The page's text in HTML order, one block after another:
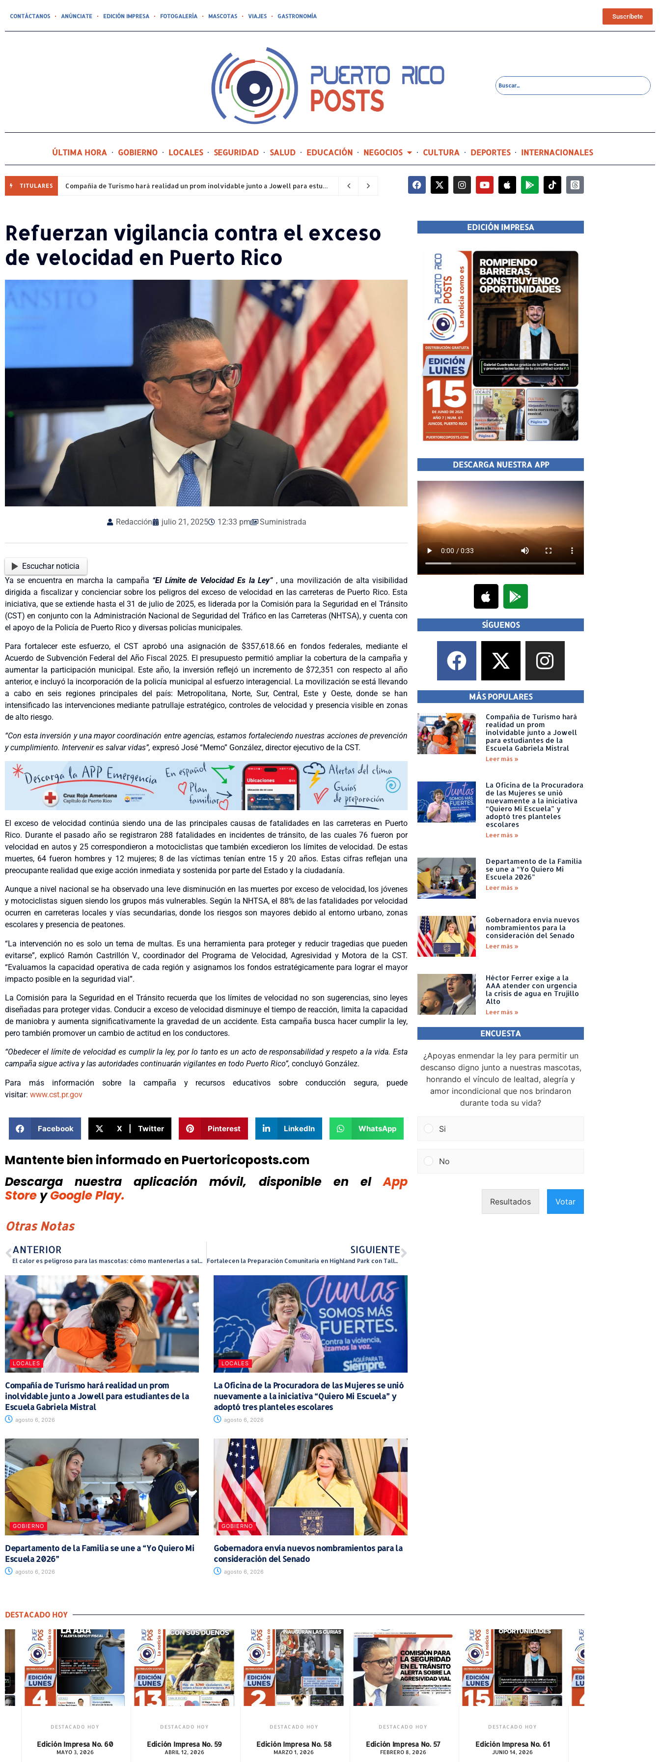
CONTÁCTANOS ANÚNCIATE EDICIÓN IMPRESA FOTOGALERÍA MASCOTAS VIAJES GASTRONOMÍA Suscríbete
ÚLTIMA HORA GOBIERNO LOCALES SEGURIDAD SALUD EDUCACIÓN NEGOCIOS CULTURA DEPORTES INTERNACIONALES
TITULARES Compañía de Turismo hará realidad un prom inolvidable junto a Jowell para estudiantes de la Escuela Gabriela Mistral 47 minutos ago
Refuerzan vigilancia contra el exceso
de velocidad en Puerto Rico
Redacción julio 21, 2025 12:33 pm Suministrada
Escuchar noticia
Ya se encuentra en marcha la campaña “El Límite de Velocidad Es la Ley”, una movilización de alta visibilidad
dirigida a fiscalizar y concienciar sobre los peligros del exceso de velocidad en las carreteras de Puerto Rico. Esta
iniciativa, que se extiende hasta el 31 de julio de 2025, es liderada por la Comisión para la Seguridad en el Tránsito
(CST) en conjunto con la Administración Nacional de Seguridad del Tráfico en las Carreteras (NHTSA), y cuenta con
el apoyo de la Policía de Puerto Rico y diversas policías municipales.
Para fortalecer este esfuerzo, el CST aprobó una asignación de $357,618.66 en fondos federales, mediante el
Acuerdo de Subvención Federal del Año Fiscal 2025. El presupuesto permitió ampliar la cobertura de la campaña y
aumentar la participación municipal. Este año, la inversión reflejó un incremento de $72,351 con respecto al año
anterior, e incluyó la incorporación de la policía municipal al esfuerzo interagencial. La movilización se está llevando
a cabo en seis regiones principales del país: Metropolitana, Norte, Sur, Central, Este y Oeste, donde se han
intensificado las intervenciones mediante patrullaje estratégico, controles de velocidad y presencia visible en zonas
de alto riesgo.
“Con esta inversión y una mayor coordinación entre agencias, estamos fortaleciendo nuestras acciones de prevención
y cumplimiento. Intervenir es salvar vidas”, expresó José “Memo” González, director ejecutivo de la CST.
El exceso de velocidad continúa siendo una de las principales causas de fatalidades en las carreteras en Puerto
Rico. Durante el pasado año se registraron 288 fatalidades en incidentes de tránsito, de las cuales 76 fueron por
velocidad en autos y 25 correspondieron a motociclistas que también excedieron los límites de velocidad. De estas
muertes, 64 fueron hombres y 12 mujeres; 8 de las víctimas tenían entre 15 y 20 años. Estas cifras reflejan una
preocupante realidad que exige acción inmediata y sostenida por parte del Estado y la ciudadanía.
Aunque a nivel nacional se ha observado una leve disminución en las muertes por exceso de velocidad, los jóvenes
y motociclistas siguen siendo los grupos más vulnerables. Según la NHTSA, el 88% de las fatalidades por velocidad
ocurren en carreteras locales y vías secundarias, donde los riesgos son mayores debido al entorno urbano, zonas
escolares y presencia de peatones.
“La intervención no es solo un tema de multas. Es una herramienta para proteger y reducir tragedias que pueden
evitarse”, explicó Ramón Castrillón V., coordinador del Programa de Velocidad, Agresividad y Motora de la CST.
“Evaluamos la capacidad operativa de cada región y asignamos los fondos estratégicamente para lograr el mayor
impacto posible en la seguridad vial”.
La Comisión para la Seguridad en el Tránsito recuerda que los límites de velocidad no son sugerencias, sino leyes
diseñadas para proteger vidas. Conducir a exceso de velocidad disminuye el tiempo de reacción, limita la capacidad
de maniobra y aumenta significativamente la gravedad de un accidente. Esta campaña busca hacer cumplir la ley,
pero también promover un cambio de actitud en los conductores.
“Obedecer el límite de velocidad es cumplir la ley, por lo tanto es un acto de responsabilidad y respeto a la vida. Esta
campaña sigue activa y las autoridades continuarán vigilantes en todo Puerto Rico”, concluyó González.
Para más información sobre la campaña y recursos educativos sobre conducción segura, puede
visitar: www.cst.pr.gov
Facebook X | Twitter Pinterest LinkedIn WhatsApp
Mantente bien informado en Puertoricoposts.com
Descarga nuestra aplicación móvil, disponible
en el
App
Store y Google Play.
Otras Notas
ANTERIOR
El calor es peligroso para las mascotas: cómo mantenerlas a salvo
SIGUIENTE
Fortalecen la Preparación Comunitaria en Highland Park con Taller de Manejo de Emergencias
LOCALES
Compañía de Turismo hará realidad un prom
inolvidable junto a Jowell para estudiantes de la
Escuela Gabriela Mistral
agosto 6, 2026
LOCALES
La Oficina de la Procuradora de las Mujeres se unió
nuevamente a la iniciativa “Quiero Mi Escuela” y
adoptó tres planteles escolares
agosto 6, 2026
GOBIERNO
Departamento de la Familia se une a “Yo Quiero Mi
Escuela 2026”
agosto 6, 2026
GOBIERNO
Gobernadora envía nuevos nombramientos para la
consideración del Senado
agosto 6, 2026
EDICIÓN IMPRESA
DESCARGA NUESTRA APP
SÍGUENOS
MÁS POPULARES
Compañía de Turismo hará
realidad un prom
inolvidable junto a Jowell
para estudiantes de la
Escuela Gabriela Mistral
Leer más »
La Oficina de la Procuradora
de las Mujeres se unió
nuevamente a la iniciativa
“Quiero Mi Escuela” y
adoptó tres planteles
escolares
Leer más »
Departamento de la Familia
se une a “Yo Quiero Mi
Escuela 2026”
Leer más »
Gobernadora envía nuevos
nombramientos para la
consideración del Senado
Leer más »
Héctor Ferrer exige a la
AAA atender con urgencia
la crisis de agua en Trujillo
Alto
Leer más »
ENCUESTA
¿Apoyas enmendar la ley para permitir un
descanso digno junto a nuestras mascotas,
honrando el vínculo de lealtad, alegría y
amor incondicional que nos brindaron
durante toda su vida?
Si
No
Resultados Votar
DESTACADO HOY
DESTACADO HOY
Edición Impresa No. 59
ABRIL 12, 2026
DESTACADO HOY
Edición Impresa No. 58
MARZO 1, 2026
DESTACADO HOY
Edición Impresa No. 57
FEBRERO 8, 2026
DESTACADO HOY
Edición Impresa No. 61
JUNIO 14, 2026
DESTACADO HOY
Edición Impresa No. 60
MAYO 3, 2026